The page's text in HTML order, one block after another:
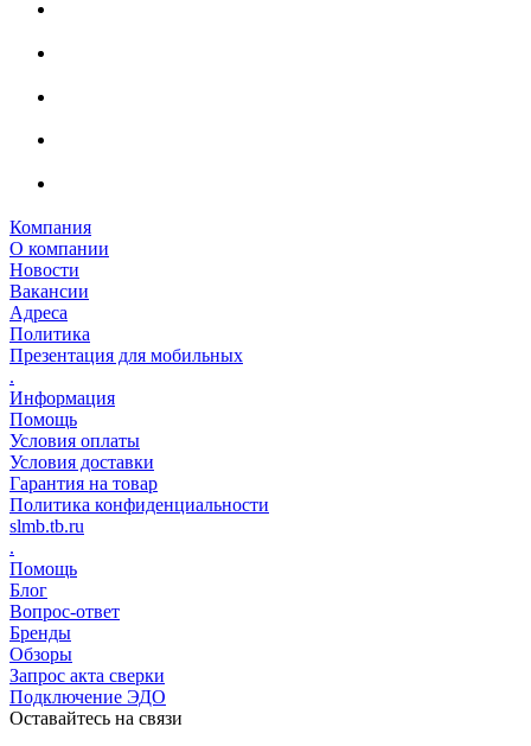
Компания
О компании
Новости
Вакансии
Адреса
Политика
Презентация для мобильных
.
Информация
Помощь
Условия оплаты
Условия доставки
Гарантия на товар
Политика конфиденциальности
slmb.tb.ru
.
Помощь
Блог
Вопрос-ответ
Бренды
Обзоры
Запрос акта сверки
Подключение ЭДО
Оставайтесь на связи